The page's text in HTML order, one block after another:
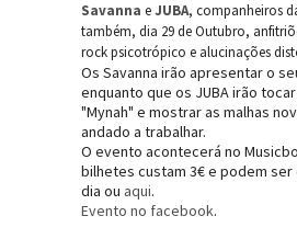
Savanna eJUBA, companheiros
também, dia 29 de Outubro,
rock psicotrópico e alucinações
Os Savanna irão apresentar o
enquanto que os JUBA irão
"Mynah" e mostrar as malhas
andado a trabalhar.
O evento acontecerá no
bilhetes custam 3€ e podem
dia ou aqui.
Evento no facebook.